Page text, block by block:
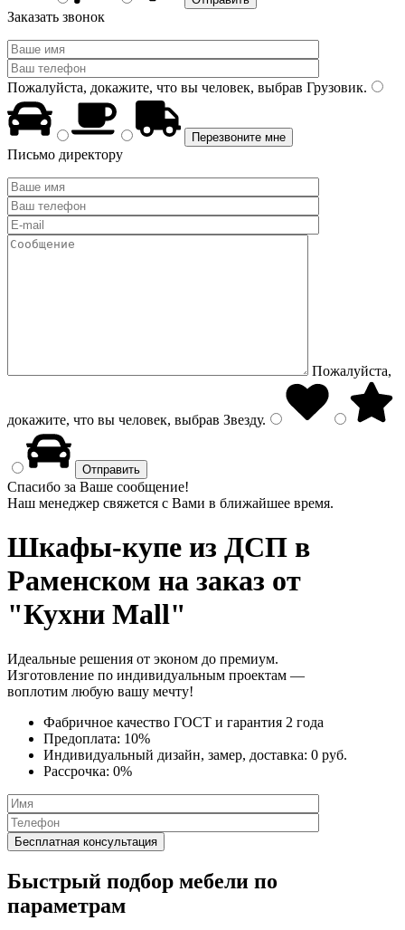
Заказать звонок
Пожалуйста, докажите, что вы человек, выбрав Грузовик.
Письмо директору
Пожалуйста,
докажите, что вы человек, выбрав Звезду.
Спасибо за Ваше сообщение!
Наш менеджер свяжется с Вами в ближайшее время.
Шкафы-купе из ДСП в
Раменском на заказ от
"Кухни Mall"
Идеальные решения от эконом до премиум.
Изготовление по индивидуальным проектам —
воплотим любую вашу мечту!
Фабричное качество ГОСТ и гарантия 2 года
Предоплата: 10%
Индивидуальный дизайн, замер, доставка: 0 руб.
Рассрочка: 0%
Быстрый подбор мебели по
параметрам